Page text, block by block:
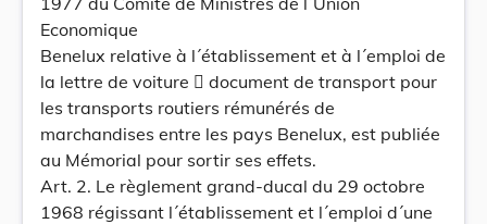
Economique
Benelux relative à l´établissement et à l´emploi de
la lettre de voiture  document de transport pour
les transports routiers rémunérés de
marchandises entre les pays Benelux, est publiée
au Mémorial pour sortir ses effets.
Art. 2. Le règlement grand-ducal du 29 octobre
1968 régissant l´établissement et l´emploi d´une